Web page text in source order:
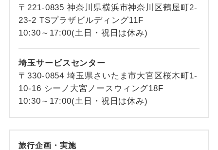
〒221-0835 神奈川県横浜市神奈川区鶴屋町2-
23-2 TSプラザビルディング11F
10:30～17:00(土日・祝日は休み)
埼玉サービスセンター
〒330-0854 埼玉県さいたま市大宮区桜木町1-
10-16 シーノ大宮ノースウィング18F
10:30～17:00(土日・祝日は休み)
旅行企画・実施